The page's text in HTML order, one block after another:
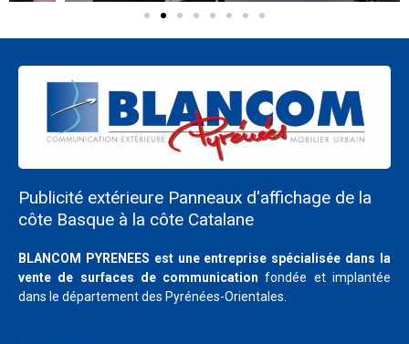
Publicité extérieure Panneaux d'affichage de la
côte Basque à la côte Catalane
BLANCOM PYRENEES est une entreprise spécialisée dans la
vente de surfaces de communication fondée et implantée
dans le département des Pyrénées-Orientales.